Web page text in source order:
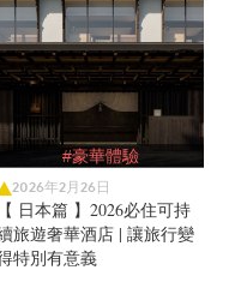
#豪華體驗
2026年2月26日
【 日本篇 】2026必住可持
旅遊奢華酒店 | 讓旅行變
特別有意義